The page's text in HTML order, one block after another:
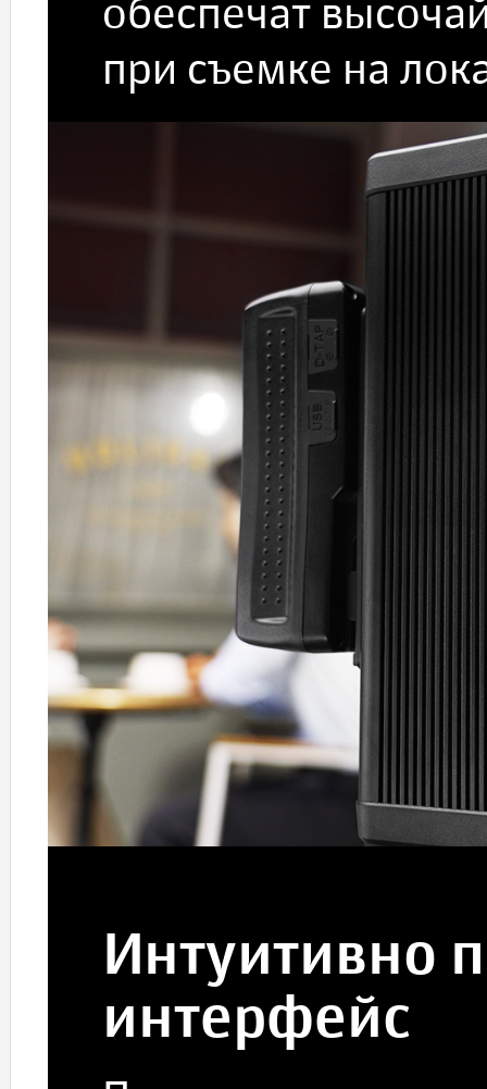
обеспечат
при съемке на
Интуитивно
интерфейс